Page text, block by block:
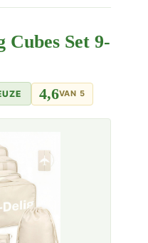
Cubes Set 9-
4,6VAN 5